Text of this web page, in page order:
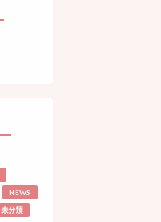
NEWS
未分類